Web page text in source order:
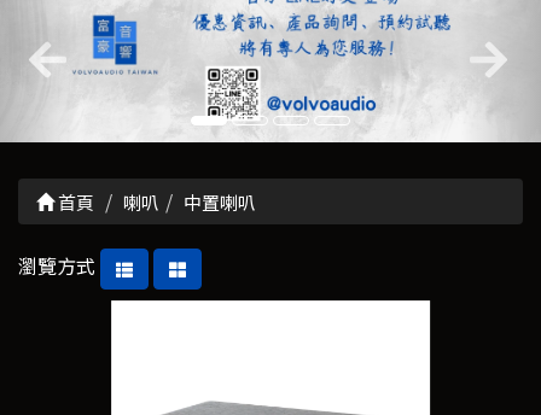
首頁 喇叭 中置喇叭
瀏覽方式